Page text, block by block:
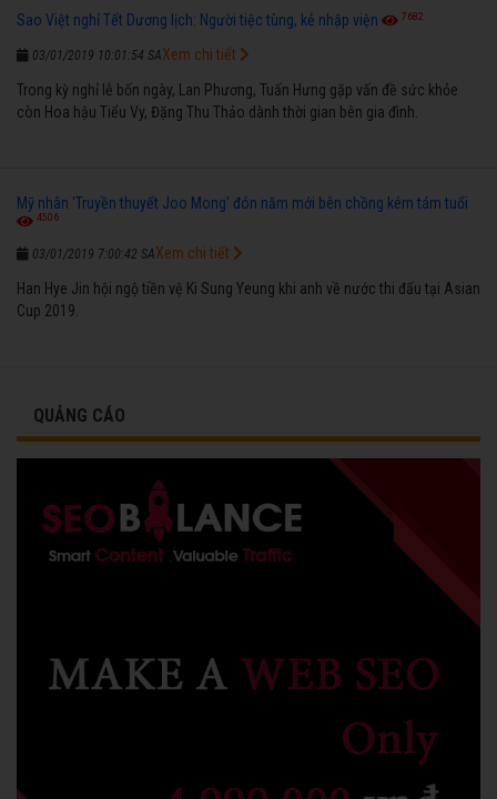
Sao Việt nghỉ Tết Dương lịch: Người tiệc tùng, kẻ nhập viện 7682
03/01/2019 10:01:54 SA
Trong kỳ nghỉ lễ bốn ngày, Lan Phương, Tuấn Hưng gặp vấn đề sức khỏe
còn Hoa hậu Tiểu Vy, Đặng Thu Thảo dành thời gian bên gia đình.
Xem chi tiết
Mỹ nhân 'Truyền thuyết Joo Mong' đón năm mới bên chồng kém tám tuổi
4506
03/01/2019 7:00:42 SA
Han Hye Jin hội ngộ tiền vệ Ki Sung Yeung khi anh về nước thi đấu tại Asian
Cup 2019.
Xem chi tiết
QUẢNG CÁO